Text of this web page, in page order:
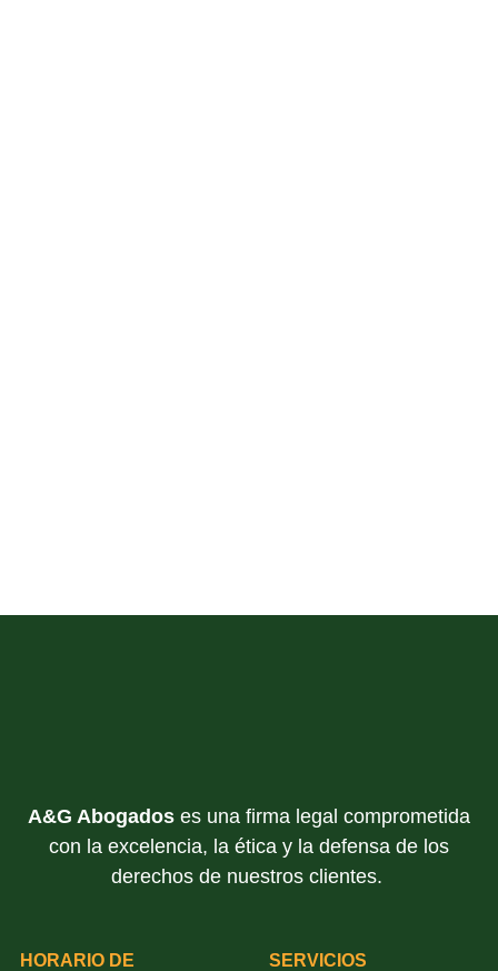
A&G Abogados es una firma legal comprometida
con la excelencia, la ética y la defensa de los
derechos de nuestros clientes.
HORARIO DE
SERVICIOS